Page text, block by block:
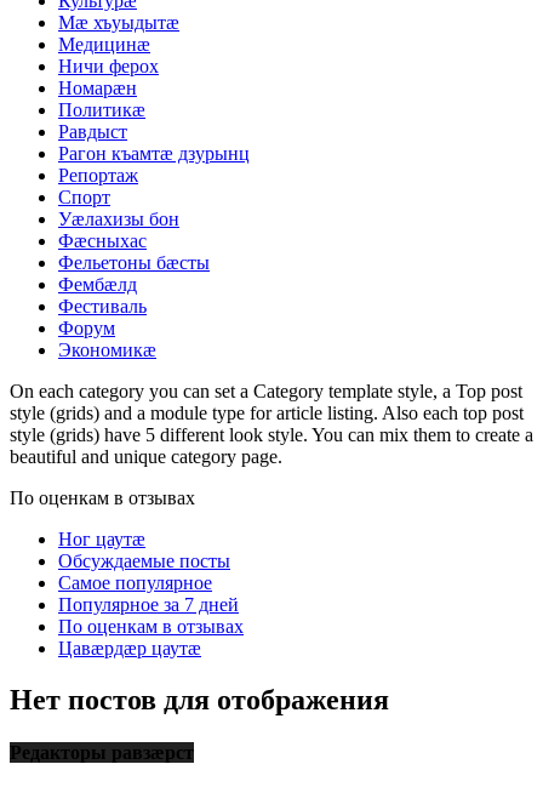
Мæ хъуыдытæ
Медицинæ
Ничи ферох
Номарæн
Политикæ
Равдыст
Рагон къамтæ дзурынц
Репортаж
Спорт
Уæлахизы бон
Фæсныхас
Фельетоны бæсты
Фембæлд
Фестиваль
Форум
Экономикæ
On each category you can set a Category template style, a Top post
style (grids) and a module type for article listing. Also each top post
style (grids) have 5 different look style. You can mix them to create a
beautiful and unique category page.
По оценкам в отзывах
Ног цаутæ
Обсуждаемые посты
Самое популярное
Популярное за 7 дней
По оценкам в отзывах
Цавæрдæр цаутæ
Нет постов для отображения
Редакторы равзæрст